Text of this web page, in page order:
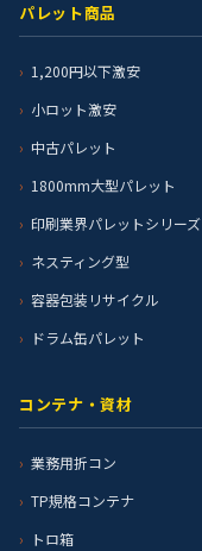
パレット商品
1,200円以下激安
小ロット激安
中古パレット
1800mm大型パレット
印刷業界パレットシリーズ
ネスティング型
容器包装リサイクル
ドラム缶パレット
コンテナ・資材
業務用折コン
TP規格コンテナ
トロ箱